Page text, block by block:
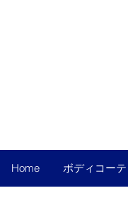
Home ボディコー